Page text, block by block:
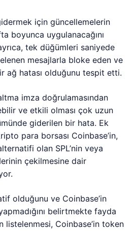
için güncellemelerin
boyunca uygulanacağını
tek düğümleri saniyede
mesajlarla bloke eden ve
ağ hatası olduğunu tespit etti.
imza doğrulamasından
ve etkili olması çok uzun
giderilen bir hata. Ek
para borsası Coinbase’in,
olan SPL’nin veya
çekilmesine dair
olduğunu ve Coinbase’in
belirtmekte fayda
listelenmesi, Coinbase’in token